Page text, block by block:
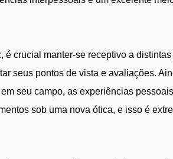
é crucial manter-se receptivo a
seus pontos de vista e avaliações.
seu campo, as experiências
sob uma nova ótica, e isso é